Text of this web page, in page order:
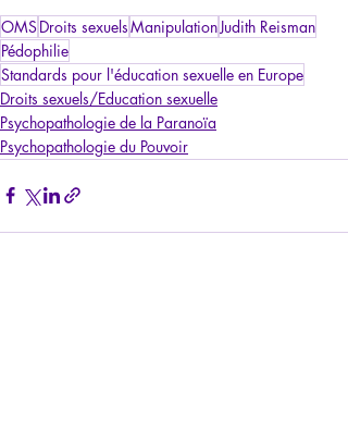
OMSDroits sexuelsManipulation Judith Reisman
Pédophilie
Standards pour l'éducation sexuelle en Europe
Droits sexuels/Education sexuelle
Psychopathologie de la Paranoïa
Psychopathologie du Pouvoir